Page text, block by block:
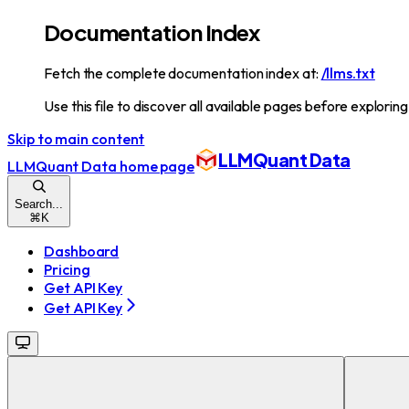
Documentation Index
Fetch the complete documentation index at: /llms.txt
Use this file to discover all available pages before
Skip to main content
LLMQuant Data home page LLMQuant Data
Search...
⌘K
Dashboard
Pricing
Get API Key
Get API Key